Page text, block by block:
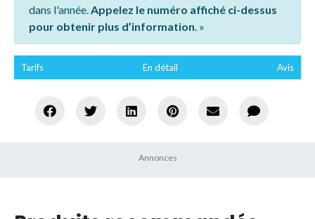
dans l'année.Appelez le numéro affiché ci-dessus
pour obtenir plus d’information. »
Tarifs En détail Avis